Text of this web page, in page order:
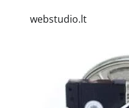
webstudio.lt